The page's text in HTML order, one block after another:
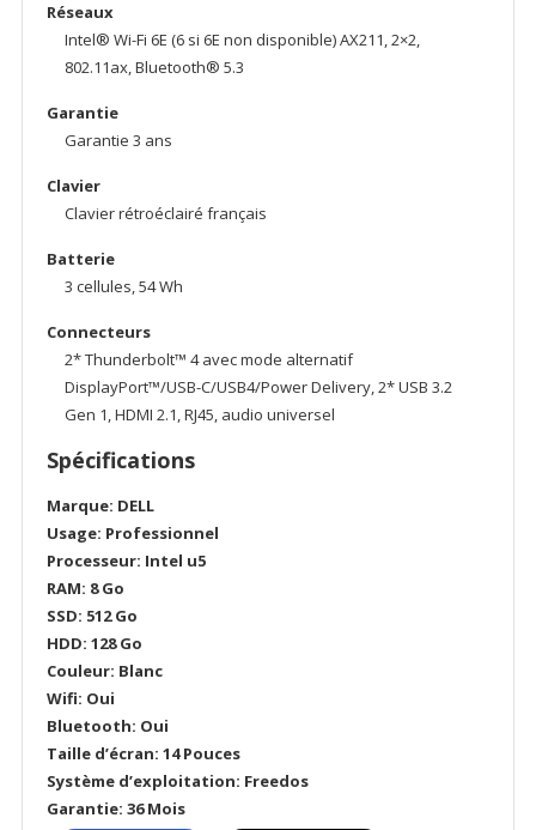
Réseaux
Intel® Wi-Fi 6E (6 si 6E non disponible) AX211, 2×2,
802.11ax, Bluetooth® 5.3
Garantie
Garantie 3 ans
Clavier
Clavier rétroéclairé français
Batterie
3 cellules, 54 Wh
Connecteurs
2* Thunderbolt™ 4 avec mode alternatif
DisplayPort™/USB-C/USB4/Power Delivery, 2* USB 3.2
Gen 1, HDMI 2.1, RJ45, audio universel
Spécifications
Marque: DELL
Usage: Professionnel
Processeur: Intel u5
RAM: 8 Go
SSD: 512 Go
HDD: 128 Go
Couleur: Blanc
Wifi: Oui
Bluetooth: Oui
Taille d’écran: 14 Pouces
Système d’exploitation: Freedos
Garantie: 36 Mois